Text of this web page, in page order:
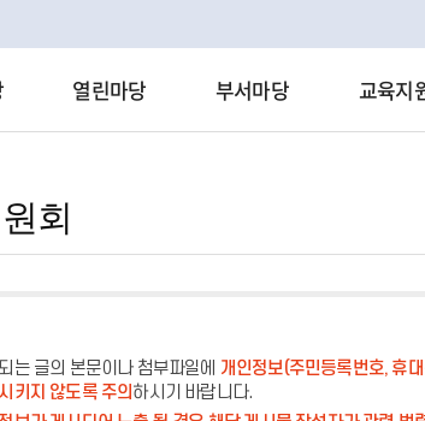
열린마당 부서마당 교육지
회
는 글의 본문이나 첨부파일에 개인정보(주민등록번호, 휴
키지 않도록 주의하시기 바랍니다.